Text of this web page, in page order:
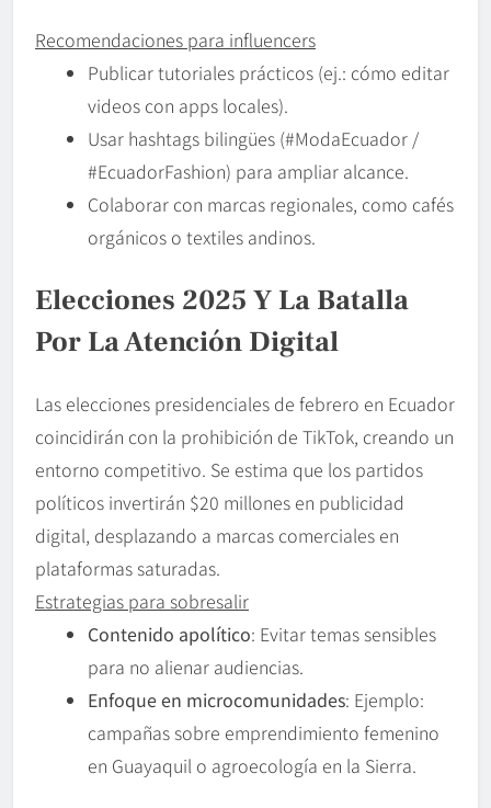
Recomendaciones para influencers
Publicar tutoriales prácticos (ej.: cómo editar
videos con apps locales).
Usar hashtags bilingües (#ModaEcuador /
#EcuadorFashion) para ampliar alcance.
Colaborar con marcas regionales, como cafés
orgánicos o textiles andinos.
Elecciones 2025 Y La Batalla
Por La Atención Digital
Las elecciones presidenciales de febrero en Ecuador
coincidirán con la prohibición de TikTok, creando un
entorno competitivo. Se estima que los partidos
políticos invertirán $20 millones en publicidad
digital, desplazando a marcas comerciales en
plataformas saturadas.
Estrategias para sobresalir
Contenido apolítico: Evitar temas sensibles
para no alienar audiencias.
Enfoque en microcomunidades: Ejemplo:
campañas sobre emprendimiento femenino
en Guayaquil o agroecología en la Sierra.